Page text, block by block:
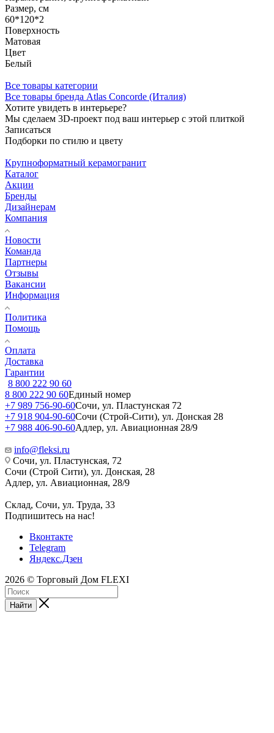
Размер, см
60*120*2
Поверхность
Матовая
Цвет
Белый
Все товары категории
Все товары бренда Atlas Concorde (Италия)
Хотите увидеть в интерьере?
Мы сделаем 3D-проект под ваш интерьер с этой плиткой
Записаться
Подборки по стилю и цвету
Крупноформатный керамогранит
Каталог
Акции
Бренды
Дизайнерам
Компания
Новости
Команда
Партнеры
Отзывы
Вакансии
Информация
Политика
Помощь
Оплата
Доставка
Гарантии
8 800 222 90 60
8 800 222 90 60Единый номер
+7 989 756-90-60Сочи, ул. Пластунская 72
+7 918 904-90-60Сочи (Строй-Сити), ул. Донская 28
+7 988 406-90-60Адлер, ул. Авиационная 28/9
info@fleksi.ru
Сочи, ул. Пластунская, 72
Сочи (Строй Сити), ул. Донская, 28
Адлер, ул. Авиационная, 28/9
Склад, Сочи, ул. Труда, 33
Подпишитесь на нас!
Вконтакте
Telegram
Яндекс.Дзен
2026 © Торговый Дом FLEXI
Найти